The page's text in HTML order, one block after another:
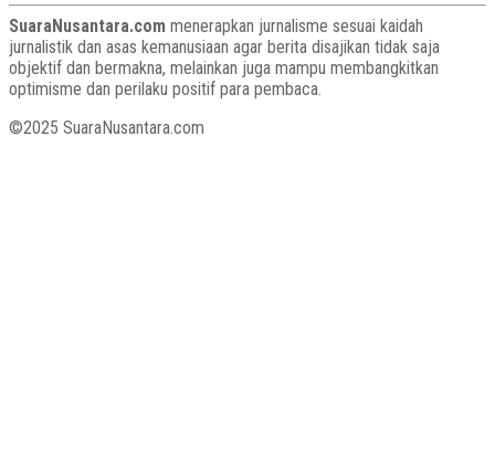
SuaraNusantara.com menerapkan jurnalisme sesuai kaidah
jurnalistik dan asas kemanusiaan agar berita disajikan tidak saja
objektif dan bermakna, melainkan juga mampu membangkitkan
optimisme dan perilaku positif para pembaca.
©2025 SuaraNusantara.com